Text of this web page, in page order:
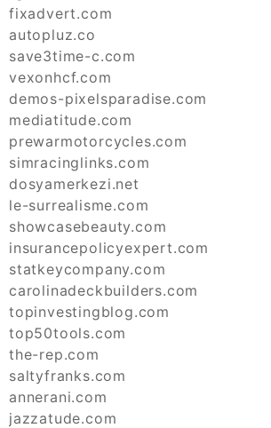
fixadvert.com
autopluz.co
save3time-c.com
vexonhcf.com
demos-pixelsparadise.com
mediatitude.com
prewarmotorcycles.com
simracinglinks.com
dosyamerkezi.net
le-surrealisme.com
showcasebeauty.com
insurancepolicyexpert.com
statkeycompany.com
carolinadeckbuilders.com
topinvestingblog.com
top50tools.com
the-rep.com
saltyfranks.com
annerani.com
jazzatude.com